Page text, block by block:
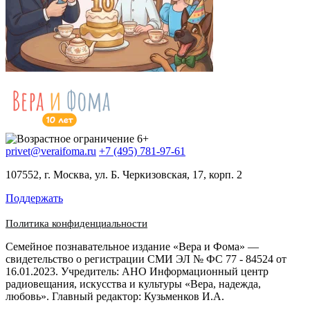
privet@veraifoma.ru +7 (495) 781-97-61
107552, г. Москва, ул. Б. Черкизовская, 17, корп. 2
Поддержать
Политика конфиденциальности
Семейное познавательное издание «Вера и Фома» —
свидетельство о регистрации СМИ ЭЛ № ФС 77 - 84524 от
16.01.2023. Учредитель: АНО Информационный центр
радиовещания, искусства и культуры «Вера, надежда,
любовь». Главный редактор: Кузьменков И.А.